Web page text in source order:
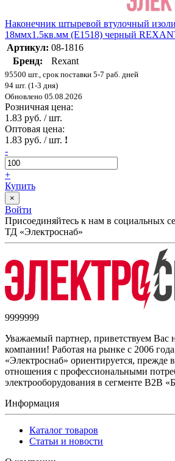
Наконечник штыревой втулочный
18ммх1.5кв.мм (E1518) черный
Артикул: 08-1816
Бренд:
Rexant
95500 шт., срок поставки 5-7 раб. дней
94 шт. (1-3 дня)
Обновлено 05.08.2026
Розничная цена:
1.83 руб. / шт.
Оптовая цена:
1.83 руб. / шт. !
-
+
Купить
×
Войти
Присоединяйтесь к нам в социальных
ТД «Электроснаб»
9999999
Уважаемый партнер, приветствуем Вас
компании! Работая на рынке с 2006
«Электроснаб» ориентируется, прежде
отношения с профессиональными
электрооборудования в сегменте B2B
Информация
Каталог товаров
Статьи и новости